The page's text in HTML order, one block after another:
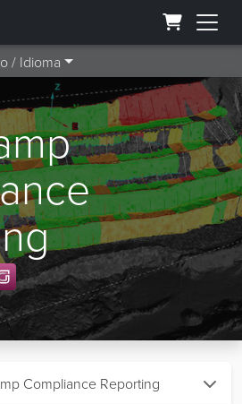
/ Idioma
Compliance Reporting